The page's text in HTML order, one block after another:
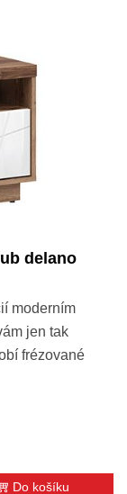
delano
moderním
jen tak
frézované
Do košíku